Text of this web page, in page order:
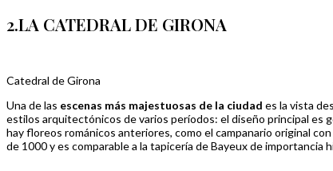
2.LA CATEDRAL DE GIRONA
Catedral de Girona
Una de las escenas más majestuosas de la ciudad es la vista
estilos arquitectónicos de varios períodos: el diseño principal es
hay floreos románicos anteriores, como el campanario original
de 1000 y es comparable a la tapicería de Bayeux de importancia